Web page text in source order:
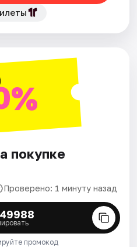
покупке
Проверено: 1 минуту назад
промокод